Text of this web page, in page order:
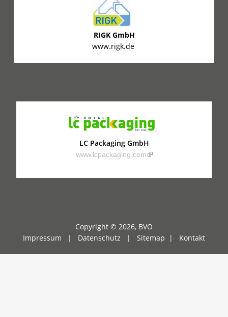
RIGK GmbH
www.rigk.de
LC Packaging GmbH
www.lcpackaging.com(link is external)
Copyright © 2026, BVO
Impressum | Datenschutz | Sitemap | Kontakt